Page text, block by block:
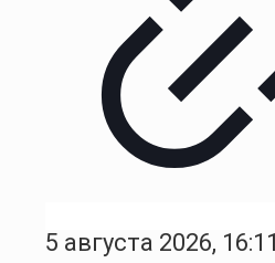
5 августа 2026, 16:11